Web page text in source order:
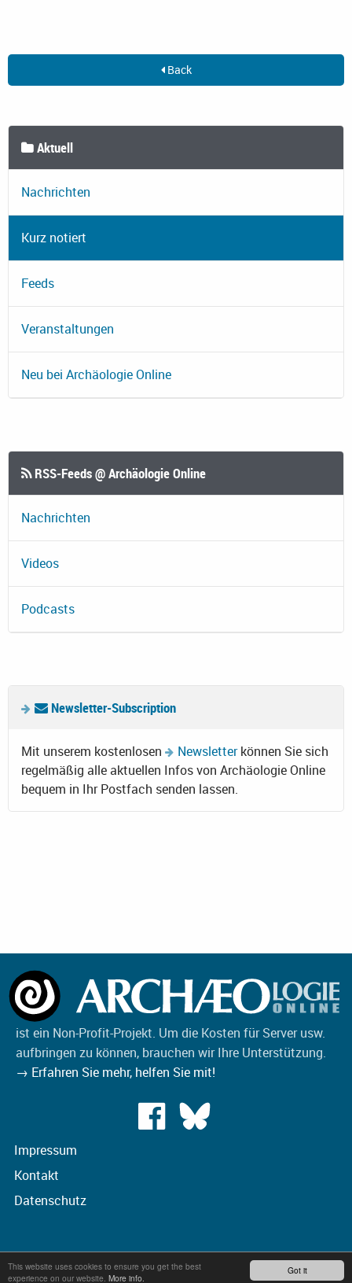
Got it
This website uses cookies to ensure you get the best
experience on our website. More info.
Back
Aktuell
Nachrichten
Kurz notiert
Feeds
Veranstaltungen
Neu bei Archäologie Online
RSS-Feeds @ Archäologie Online
Nachrichten
Videos
Podcasts
Newsletter-Subscription
Mit unserem kostenlosen Newsletterkönnen Sie sich
regelmäßig alle aktuellen Infos von Archäologie Online
bequem in Ihr Postfach senden lassen.
ist ein Non-Profit-Projekt. Um die Kosten für Server usw.
aufbringen zu können, brauchen wir Ihre Unterstützung.
→ Erfahren Sie mehr, helfen Sie mit!
Impressum
Kontakt
Datenschutz